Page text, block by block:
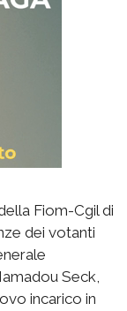
Fiom-Cgil di
dei votanti
Seck,
incarico in